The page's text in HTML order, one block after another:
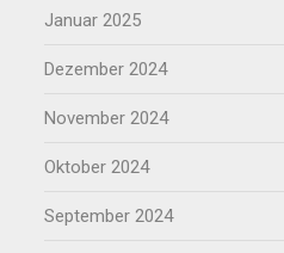
Januar 2025
Dezember 2024
November 2024
Oktober 2024
September 2024